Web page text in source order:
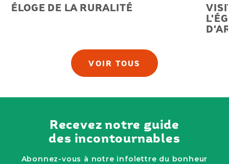
ÉLOGE DE LA RURALITÉ
VOIR TOUS
Recevez notre guide
des incontournables
Abonnez-vous à notre infolettre du bonheur